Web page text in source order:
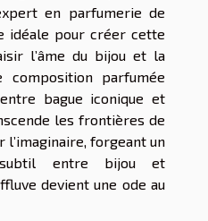
en parfumerie de
idéale pour créer cette
l’âme du bijou et la
composition parfumée
bague iconique et
les frontières de
forgeant un
subtil entre bijou et
devient une ode au